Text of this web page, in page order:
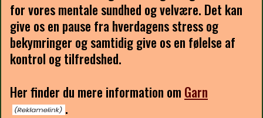
for vores mentale sundhed og velvære. Det kan
give os en pause fra hverdagens stress og
bekymringer og samtidig give os en følelse af
kontrol og tilfredshed.
Her finder du mere information om Garn
.